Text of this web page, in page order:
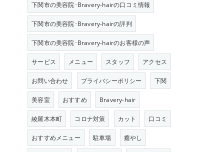
下関市の美容院･Bravery-hairの口コミ情報
下関市の美容院･Bravery-hairの評判
下関市の美容院･Bravery-hairのお客様の声
サービス メニュー スタッフ アクセス
お問い合わせ プライバシーポリシー 下関
美容室 おすすめ Bravery-hair
綾羅木本町 コロナ対策 カット 口コミ
おすすめメニュー 駐車場 癒やし